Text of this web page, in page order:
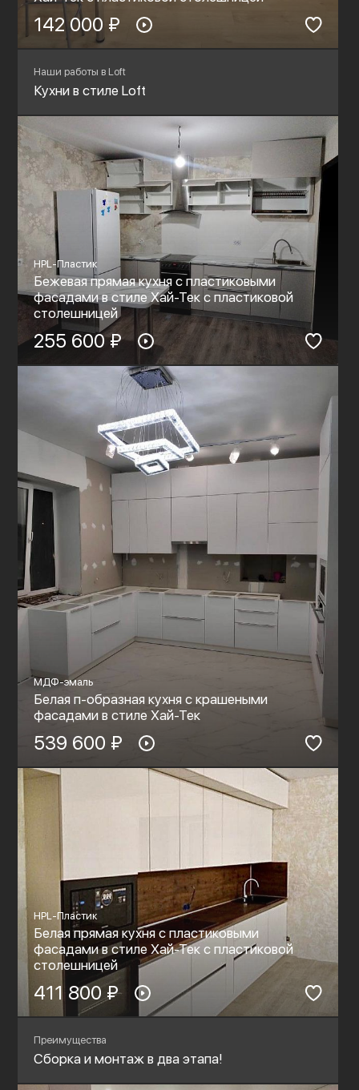
142 000 ₽
Наши работы в Loft
Кухни в стиле Loft
HPL-Пластик
Бежевая прямая кухня с пластиковыми
фасадами в стиле Хай-Тек с пластиковой
столешницей
255 600 ₽
МДФ-эмаль
Белая п-образная кухня с крашеными
фасадами в стиле Хай-Тек
539 600 ₽
HPL-Пластик
Белая прямая кухня с пластиковыми
фасадами в стиле Хай-Тек с пластиковой
столешницей
411 800 ₽
Преимущества
Сборка и монтаж в два этапа!